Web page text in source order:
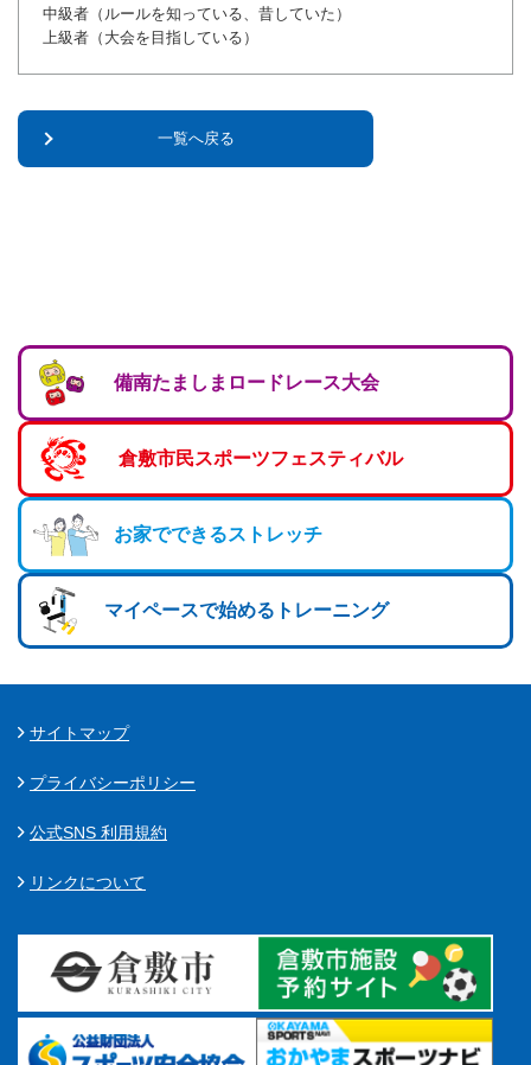
中級者（ルールを知っている、昔していた）
上級者（大会を目指している）
一覧へ戻る
備南たましまロードレース大会
倉敷市民スポーツフェスティバル
お家でできるストレッチ
マイペースで始めるトレーニング
サイトマップ
プライバシーポリシー
公式SNS 利用規約
リンクについて